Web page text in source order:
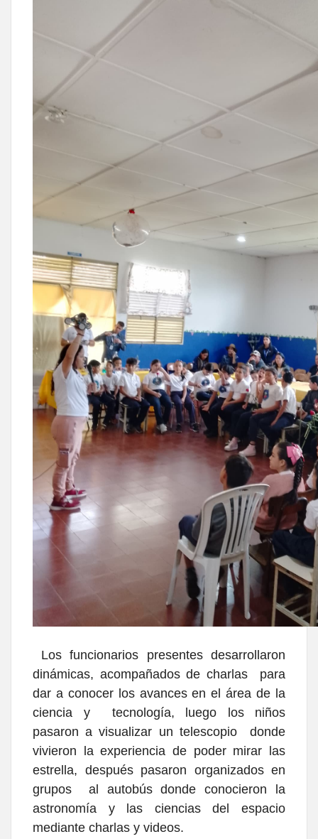
Los funcionarios presentes desarrollaron
dinámicas, acompañados de charlas para
dar a conocer los avances en el área de la
ciencia y tecnología, luego los niños
pasaron a visualizar un telescopio donde
vivieron la experiencia de poder mirar las
estrella, después pasaron organizados en
grupos al autobús donde conocieron la
astronomía y las ciencias del espacio
mediante charlas y videos.